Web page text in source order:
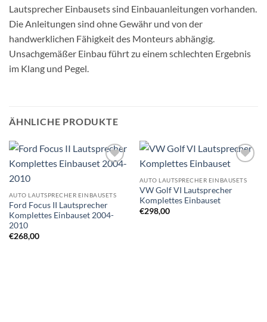
Lautsprecher Einbausets sind Einbauanleitungen vorhanden.
Die Anleitungen sind ohne Gewähr und von der
handwerklichen Fähigkeit des Monteurs abhängig.
Unsachgemäßer Einbau führt zu einem schlechten Ergebnis
im Klang und Pegel.
ÄHNLICHE PRODUKTE
AUTO LAUTSPRECHER EINBAUSETS
Ford Focus II Lautsprecher
Komplettes Einbauset 2004-
2010
€268,00
Wunschliste
hinzufügen
AUTO LAUTSPRECHER EINBAUSETS
VW Golf VI Lautsprecher
Komplettes Einbauset
€298,00